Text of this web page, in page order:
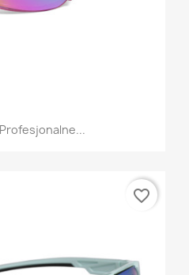
Profesjonalne...
favorite_border